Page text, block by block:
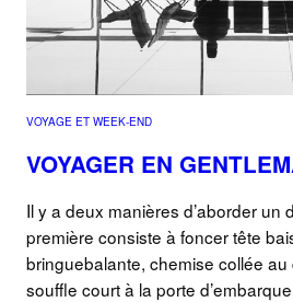
VOYAGE ET WEEK-END
VOYAGER EN
Il y a deux manières d’aborder un
première consiste à foncer tête
bringuebalante, chemise collée
souffle court à la porte